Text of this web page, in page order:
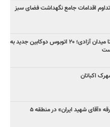
اقدامات جامع نگهداشت فضای سبز
از دانشگاه علوم و تحقیقات تا میدان آزادی؛ ۲۰ اتوبوس دوکابین جدید به
اکباتان
«آقای شهید ایران» در منطقه ۵